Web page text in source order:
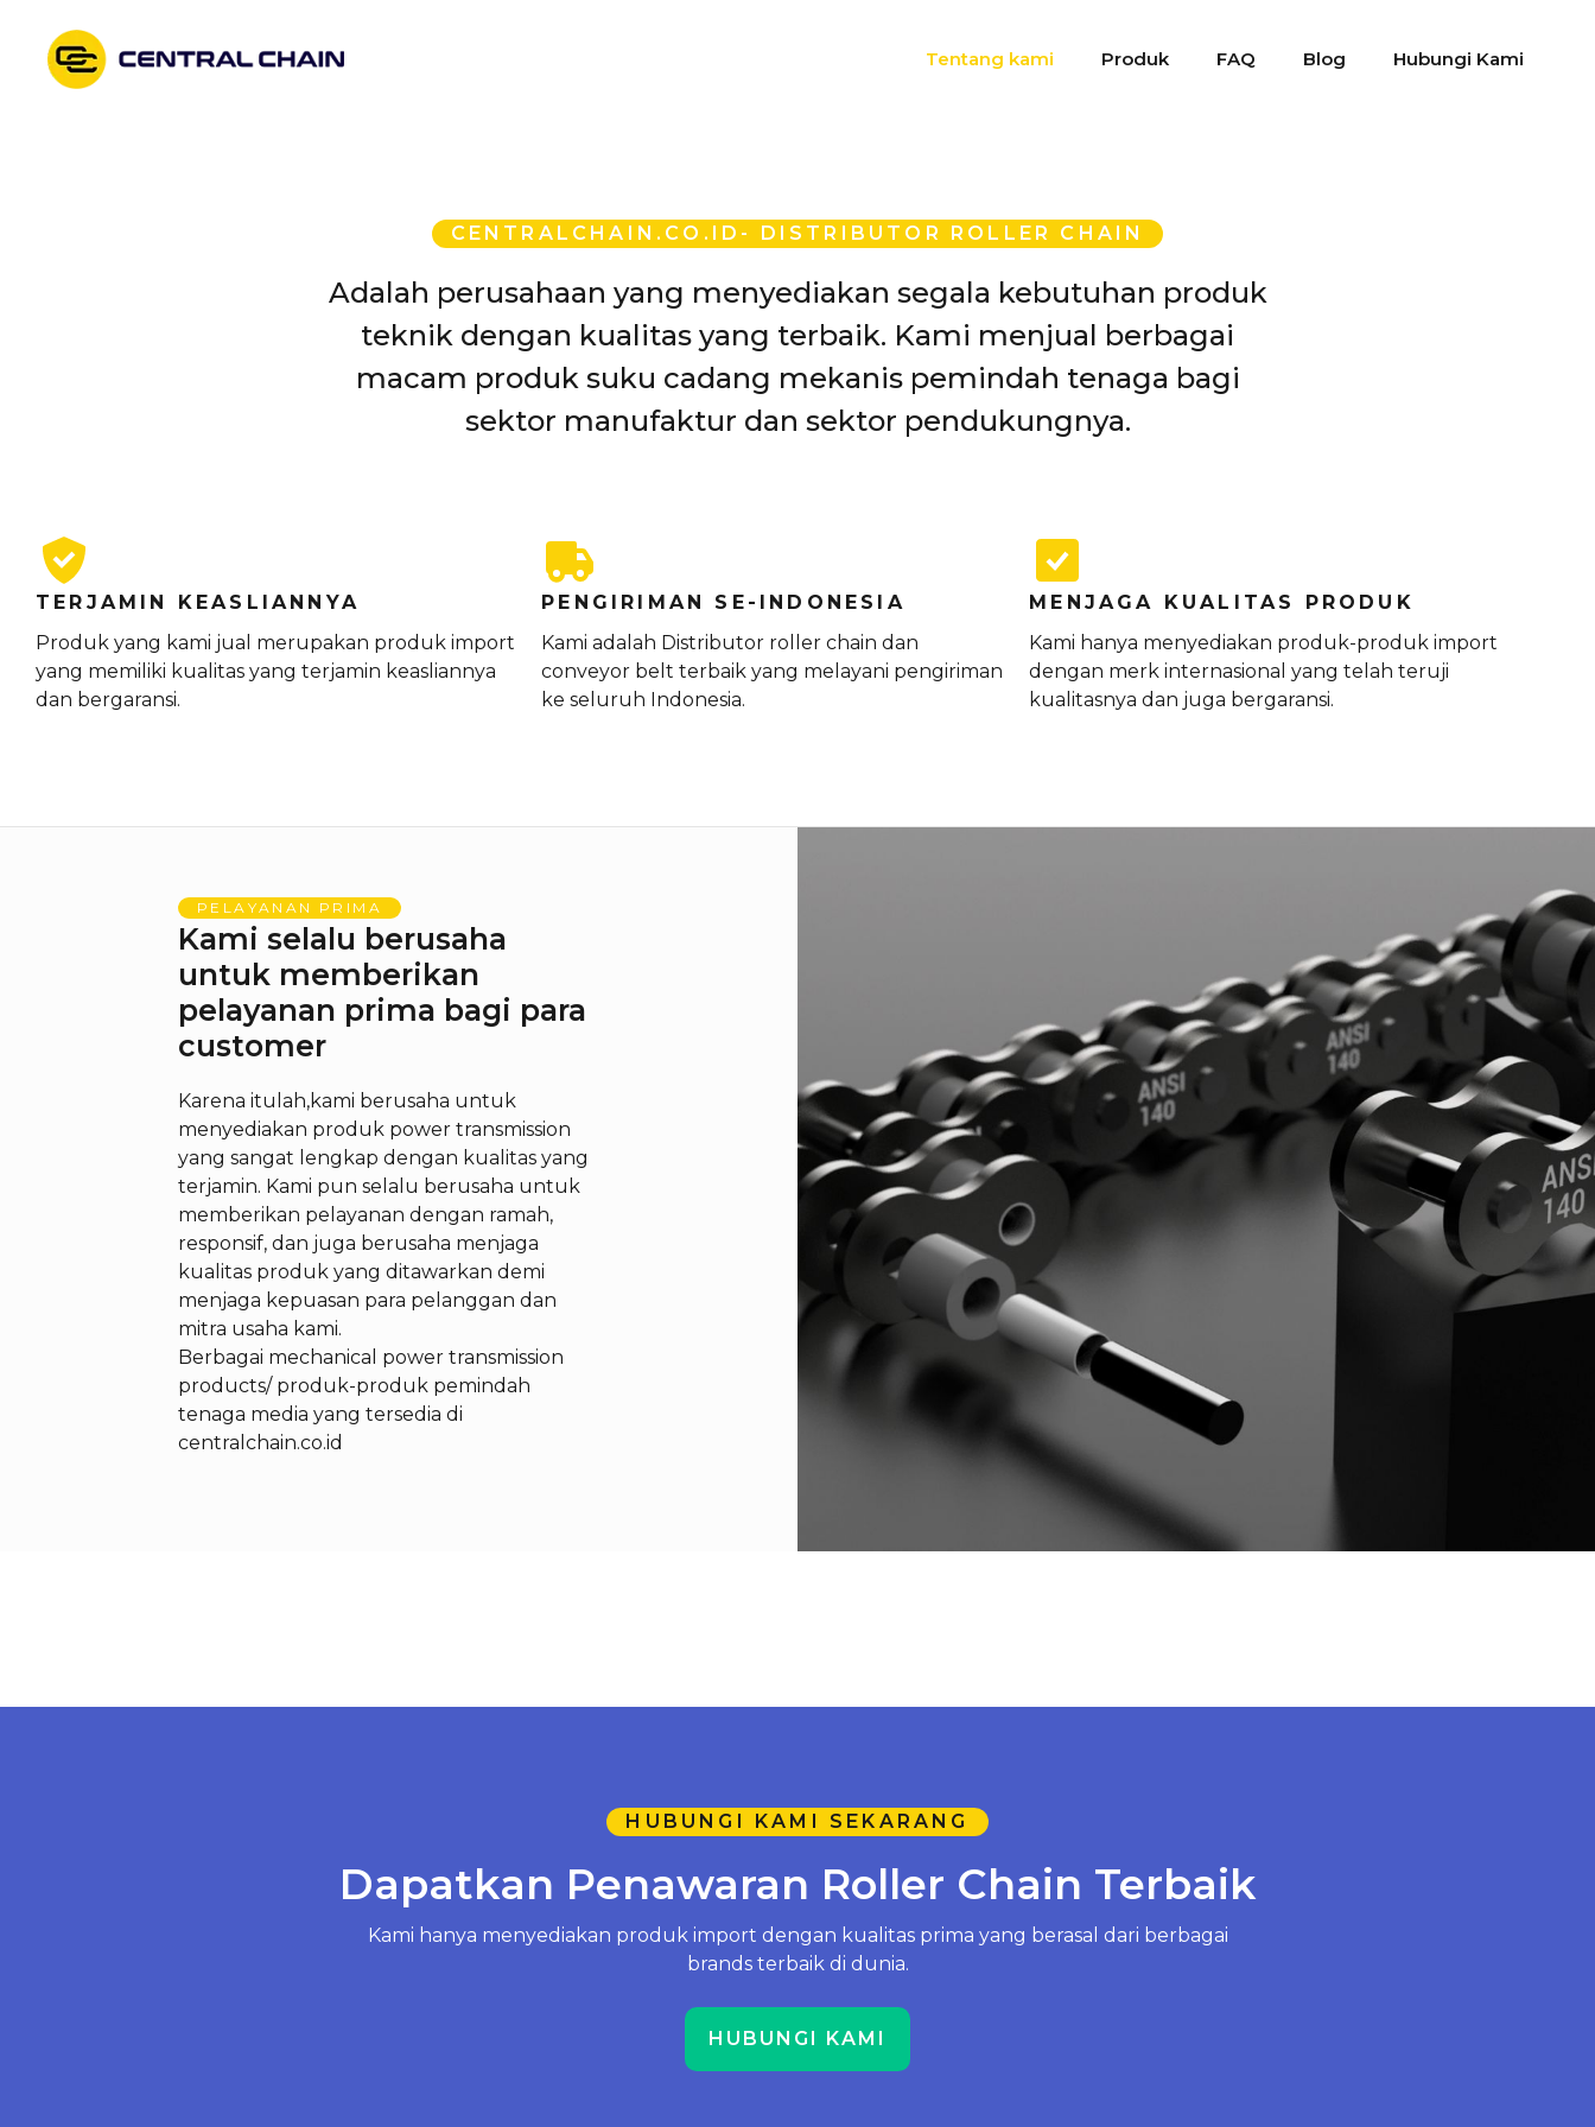
content
Tentang kami Produk FAQ Blog Hubungi Kami
CENTRALCHAIN.CO.ID- DISTRIBUTOR ROLLER CHAIN
Adalah perusahaan yang menyediakan segala kebutuhan produk
teknik dengan kualitas yang terbaik. Kami menjual berbagai
macam produk suku cadang mekanis pemindah tenaga bagi
sektor manufaktur dan sektor pendukungnya.
TERJAMIN KEASLIANNYA
Produk yang kami jual merupakan produk import
yang memiliki kualitas yang terjamin keasliannya
dan bergaransi.
PENGIRIMAN SE-INDONESIA
Kami adalah Distributor roller chain dan
conveyor belt terbaik yang melayani pengiriman
ke seluruh Indonesia.
MENJAGA KUALITAS PRODUK
Kami hanya menyediakan produk-produk import
dengan merk internasional yang telah teruji
kualitasnya dan juga bergaransi.
PELAYANAN PRIMA
Kami selalu berusaha
untuk memberikan
pelayanan prima bagi para
customer
Karena itulah,kami berusaha untuk
menyediakan produk power transmission
yang sangat lengkap dengan kualitas yang
terjamin. Kami pun selalu berusaha untuk
memberikan pelayanan dengan ramah,
responsif, dan juga berusaha menjaga
kualitas produk yang ditawarkan demi
menjaga kepuasan para pelanggan dan
mitra usaha kami.
Berbagai mechanical power transmission
products/ produk-produk pemindah
tenaga media yang tersedia di
centralchain.co.id
HUBUNGI KAMI SEKARANG
Dapatkan Penawaran Roller Chain Terbaik
Kami hanya menyediakan produk import dengan kualitas prima yang berasal dari berbagai
brands terbaik di dunia.
HUBUNGI KAMI